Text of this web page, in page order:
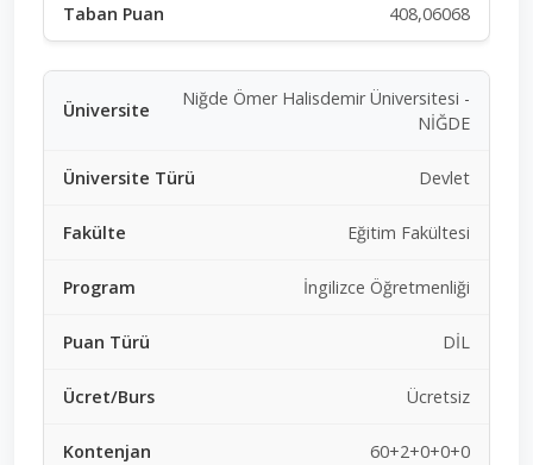
408,06068
Niğde Ömer Halisdemir Üniversitesi -
NİĞDE
Devlet
Eğitim Fakültesi
İngilizce Öğretmenliği
DİL
Ücretsiz
60+2+0+0+0